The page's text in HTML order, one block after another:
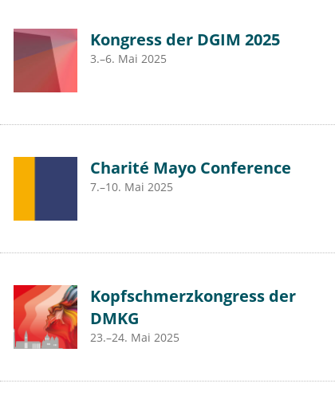
Kongress der DGIM 2025
3.–6. Mai 2025
Charité Mayo Conference
7.–10. Mai 2025
Kopfschmerzkongress der
DMKG
23.–24. Mai 2025